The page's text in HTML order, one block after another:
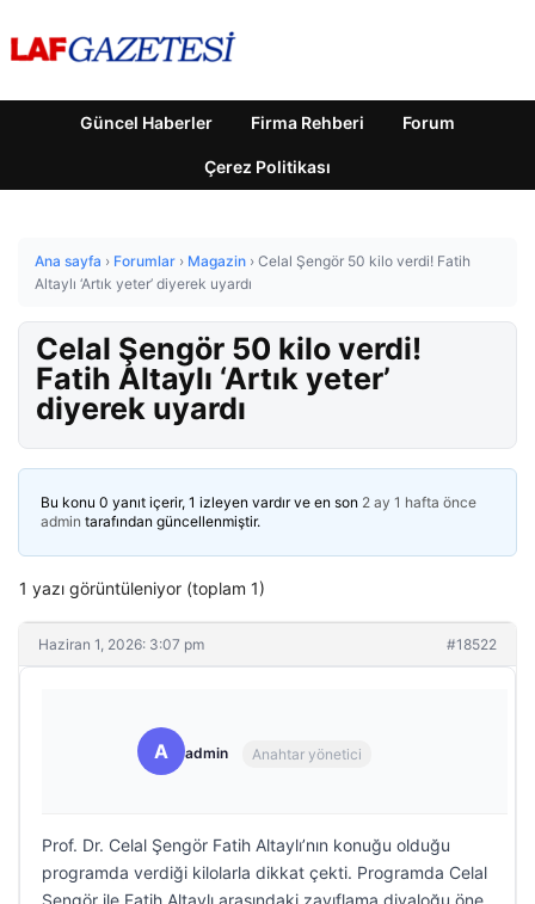
Güncel Haberler Firma Rehberi Forum
Çerez Politikası
Ana sayfa › Forumlar › Magazin › Celal Şengör 50 kilo verdi! Fatih
Altaylı ‘Artık yeter’ diyerek uyardı
Celal Şengör 50 kilo verdi!
Fatih Altaylı ‘Artık yeter’
diyerek uyardı
Bu konu 0 yanıt içerir, 1 izleyen vardır ve en son 2 ay 1 hafta önce
admin tarafından güncellenmiştir.
1 yazı görüntüleniyor (toplam 1)
Haziran 1, 2026: 3:07 pm #18522
A admin Anahtar yönetici
Prof. Dr. Celal Şengör Fatih Altaylı’nın konuğu olduğu
programda verdiği kilolarla dikkat çekti. Programda Celal
Şengör ile Fatih Altaylı arasındaki zayıflama diyaloğu öne